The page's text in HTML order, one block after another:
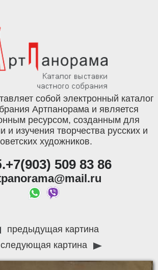
собой электронный каталог
Артпанорама и является
ресурсом, созданным для
и изучения творчества русских и
художников.
509 83 86
предыдущая картина
следующая картина